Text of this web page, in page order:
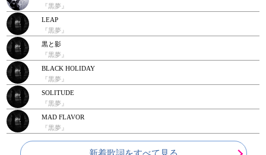
『黒夢』
LEAP
『黒夢』
黒と影
『黒夢』
BLACK HOLIDAY
『黒夢』
SOLITUDE
『黒夢』
MAD FLAVOR
『黒夢』